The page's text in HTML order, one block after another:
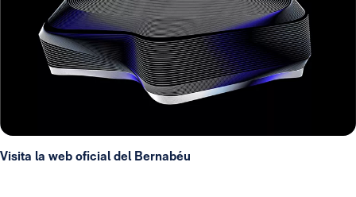
Visita la web oficial del Bernabéu